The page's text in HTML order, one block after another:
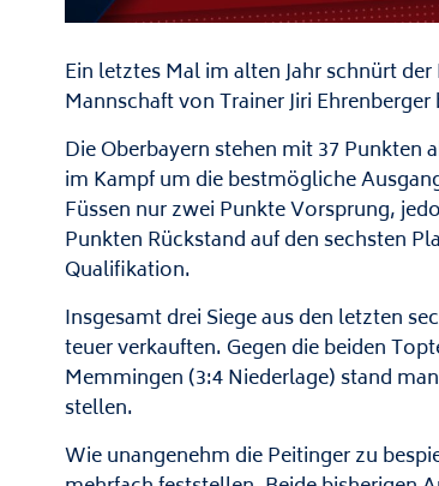
Ein letztes Mal im alten Jahr schnürt
Mannschaft von Trainer Jiri
Die Oberbayern stehen mit 37
im Kampf um die bestmögliche
Füssen nur zwei Punkte Vorsprung,
Punkten Rückstand auf den sechsten
Qualifikation.
Insgesamt drei Siege aus den letzten
teuer verkauften. Gegen die beiden
Memmingen (3:4 Niederlage) stand
stellen.
Wie unangenehm die Peitinger zu